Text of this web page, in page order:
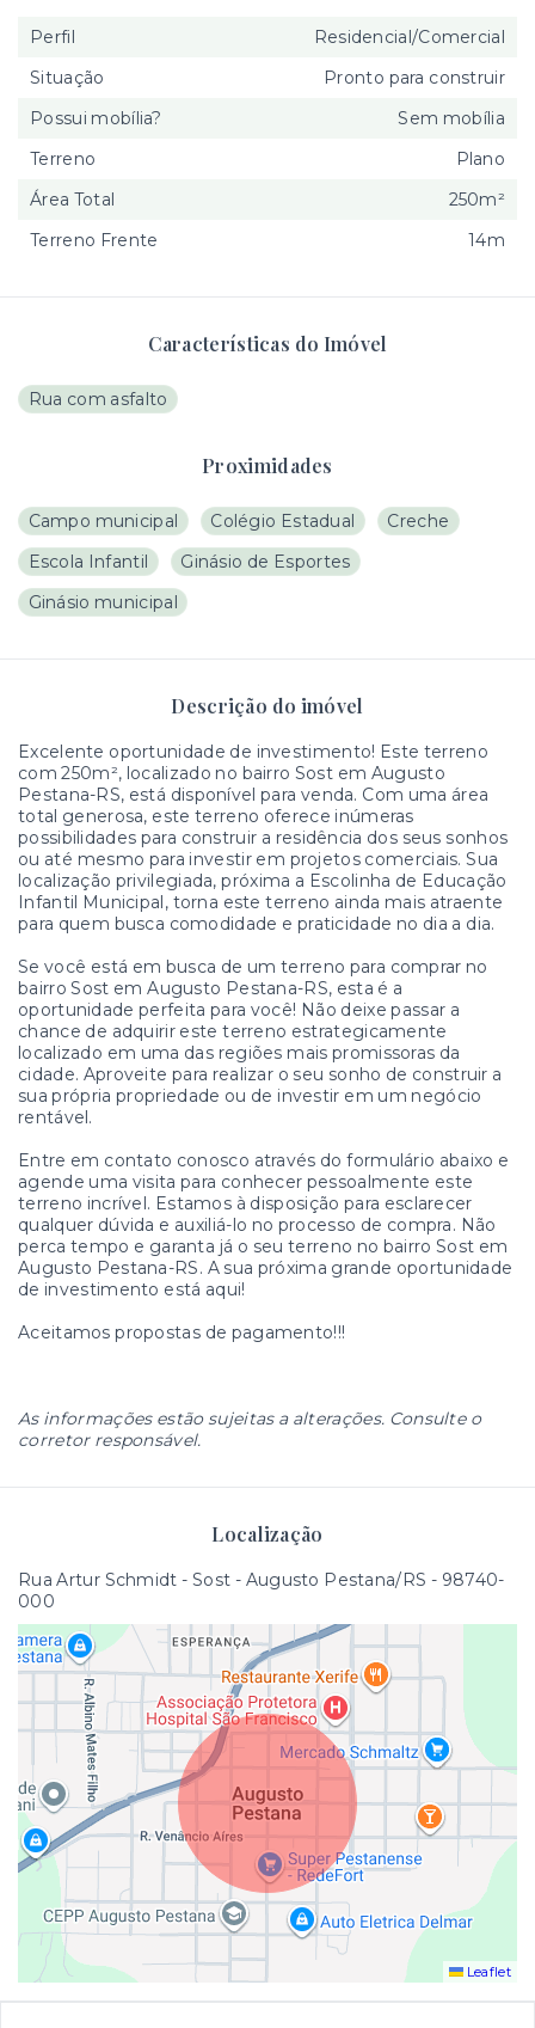
Características do Imóvel
Rua com asfalto
Proximidades
Campo municipal Colégio Estadual
Creche
Escola Infantil
Ginásio de Esportes
Ginásio municipal
Descrição do imóvel
Excelente oportunidade de investimento! Este terreno
com 250m², localizado no bairro Sost em Augusto
Pestana-RS, está disponível para venda. Com uma área
total generosa, este terreno oferece inúmeras
possibilidades para construir a residência dos seus sonhos
ou até mesmo para investir em projetos comerciais. Sua
localização privilegiada, próxima a Escolinha de Educação
Infantil Municipal, torna este terreno ainda mais atraente
para quem busca comodidade e praticidade no dia a dia.
Se você está em busca de um terreno para comprar no
bairro Sost em Augusto Pestana-RS, esta é a
oportunidade perfeita para você! Não deixe passar a
chance de adquirir este terreno estrategicamente
localizado em uma das regiões mais promissoras da
cidade. Aproveite para realizar o seu sonho de construir a
sua própria propriedade ou de investir em um negócio
rentável.
Entre em contato conosco através do formulário abaixo e
agende uma visita para conhecer pessoalmente este
terreno incrível. Estamos à disposição para esclarecer
qualquer dúvida e auxiliá-lo no processo de compra. Não
perca tempo e garanta já o seu terreno no bairro Sost em
Augusto Pestana-RS. A sua próxima grande oportunidade
de investimento está aqui!
Aceitamos propostas de pagamento!!!
As informações estão sujeitas a alterações. Consulte o
corretor responsável.
Localização
Rua Artur Schmidt - Sost - Augusto Pestana/RS - 98740-
000
Leaflet
Perfil
Residencial/Comercial
Situação
Pronto para construir
Possui mobília?
Sem mobília
Terreno
Plano
Área Total
250m²
Terreno Frente
14m